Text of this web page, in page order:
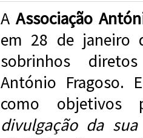
AAssociação
em 28 de janeiro
sobrinhos
António Fragoso.
como objetivos
divulgação da